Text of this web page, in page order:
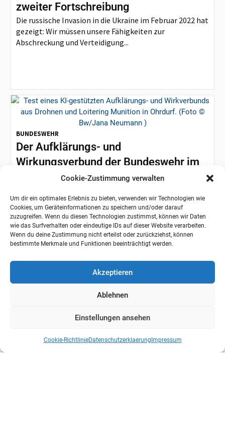
Cookie-Zustimmung verwalten
Um dir ein optimales Erlebnis zu bieten, verwenden wir Technologien wie
Cookies, um Geräteinformationen zu speichern und/oder darauf
zuzugreifen. Wenn du diesen Technologien zustimmst, können wir Daten
wie das Surfverhalten oder eindeutige IDs auf dieser Website verarbeiten.
Wenn du deine Zustimmung nicht erteilst oder zurückziehst, können
bestimmte Merkmale und Funktionen beeinträchtigt werden.
Akzeptieren
Ablehnen
Einstellungen ansehen
Cookie-RichtlinieDatenschutzerklaerung Impressum
zweiter Fortschreibung
Die russische Invasion in die Ukraine im Februar 2022 hat
gezeigt: Wir müssen unsere Fähigkeiten zur
Abschreckung und Verteidigung...
BUNDESWEHR
Der Aufklärungs- und
Wirkungsverbund der Bundeswehr im
Praxistest
an einem technologischen Wendepunkt. Während die
Drohnendebatte vor einem Jahrzehnt noch als...